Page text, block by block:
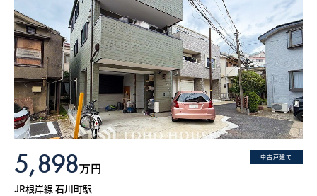
中古戸建て
5,898万円
JR根岸線 石川町駅